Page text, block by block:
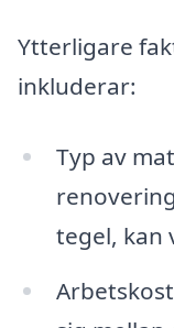
Ytterligare
inkluderar:
Typ av
tegel, kan